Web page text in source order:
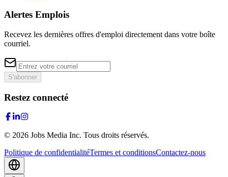
Alertes Emplois
Recevez les dernières offres d'emploi directement dans votre boîte
courriel.
S'abonner
Restez connecté
© 2026 Jobs Media Inc. Tous droits réservés.
Politique de confidentialitéTermes et conditionsContactez-nous